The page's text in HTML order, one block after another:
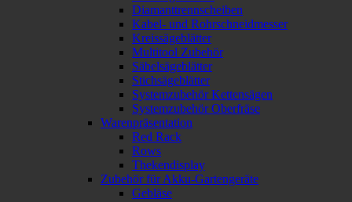
Diamanttrennscheiben
Kabel- und Rohrschneidmesser
Kreissägeblätter
Multitool Zubehör
Säbelsägeblätter
Stichsägeblätter
Systemzubehör Kettensägen
Systemzubehör Oberfräse
Warenpräsentation
Red Rack
Rows
Thekendisplay
Zubehör für Akku-Gartengeräte
Gebläse